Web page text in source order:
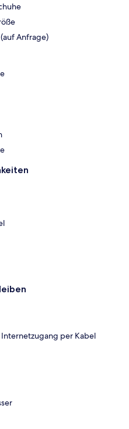
Anfrage)
per Kabel